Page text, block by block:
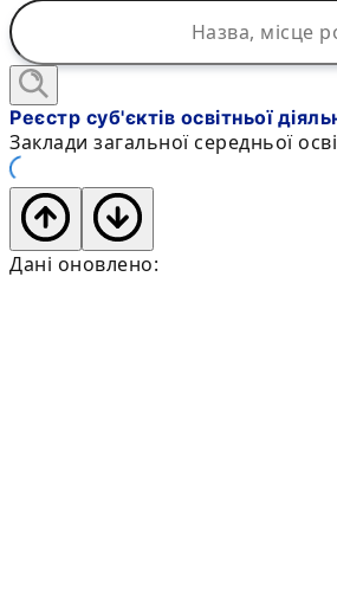
Реєстр суб'єктів освітньої
Заклади загальної середньої
Дані оновлено: